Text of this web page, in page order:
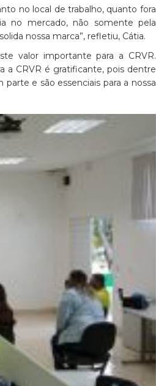
no local de trabalho, quanto fora
no mercado, não somente pela
nossa marca”, refletiu, Cátia.
valor importante para a CRVR.
a CRVR é gratificante, pois dentre
e são essenciais para a nossa